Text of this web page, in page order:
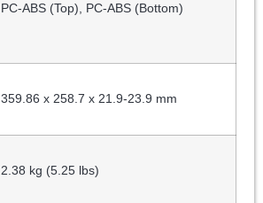
PC-ABS (Top), PC-ABS (Bottom)
359.86 x 258.7 x 21.9-23.9 mm
2.38 kg (5.25 lbs)